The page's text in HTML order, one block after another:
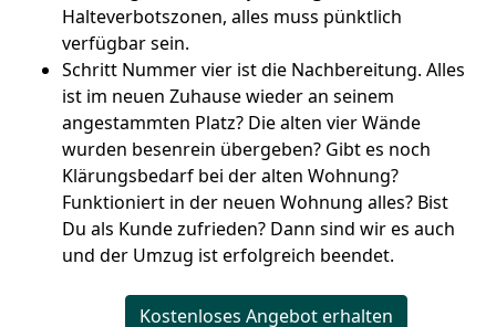
Halteverbotszonen, alles muss pünktlich
verfügbar sein.
Schritt Nummer vier ist die Nachbereitung. Alles
ist im neuen Zuhause wieder an seinem
angestammten Platz? Die alten vier Wände
wurden besenrein übergeben? Gibt es noch
Klärungsbedarf bei der alten Wohnung?
Funktioniert in der neuen Wohnung alles? Bist
Du als Kunde zufrieden? Dann sind wir es auch
und der Umzug ist erfolgreich beendet.
Kostenloses Angebot erhalten